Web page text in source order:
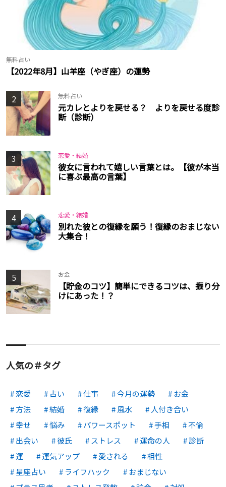
無料占い
【2022年8月】山羊座（やぎ座）の運勢
2 無料占い
元カレとよりを戻せる？ よりを戻せる度診
断（診断）
3 恋愛・結婚
彼女に言われて嬉しい言葉とは。【彼が本当
に喜ぶ最高の言葉】
4 恋愛・結婚
別れた彼との復縁を願う！復縁のおまじない
大集合！
5 お金
【貯金のコツ】簡単にできるコツは、振り分
けにあった！？
人気の＃タグ
恋愛 占い 仕事 今月の運勢
お金
方法
結婚 復縁 風水
人付き合い
幸せ
悩み パワースポット 手相
不倫
出会い
彼氏 ストレス 運命の人
診断
運
運気アップ 愛される
相性
星座占い
ライフハック
おまじない